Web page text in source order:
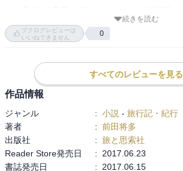
電通を退社して真っ先にしたかったことが
カウボーイになることだったとは⁈
荒さまで伝わってきそうな激しい意気込み。
そんな流れで本書を手に取った。
文化・人間を語ることなどできない」という
信念の元、カナダ中西部・サスカチュワン州
にある広大な牧場にひとり立つ。はるか昔、
CMで耳にした「ロンサムカウボーイ」を
続きを読む
ブクログレビューは
いいねできません
0
すべてのレビューを見る
作品情報
ジャンル : 小説 - 旅行記・紀行
著者
: 前田将多
出版社
: 旅と思索社
Reader Store発売日
:
2017.06.23
書誌発売日
:
2017.06.15